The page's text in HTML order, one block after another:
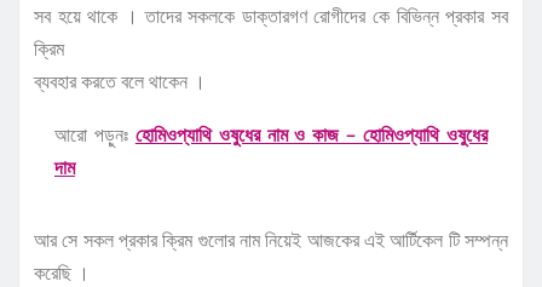
সব হয়ে থাকে । তাদের সকলকে ডাক্তারগণ রোগীদের কে বিভিন্ন প্রকার সব
ক্রিম
ব্যবহার করতে বলে থাকেন ।
আরো পড়ুনঃ হোমিওপ্যাথি ওষুধের নাম ও কাজ – হোমিওপ্যাথি ওষুধের
দাম
আর সে সকল প্রকার ক্রিম গুলোর নাম নিয়েই আজকের এই আর্টিকেল টি সম্পন্ন
করেছি ।